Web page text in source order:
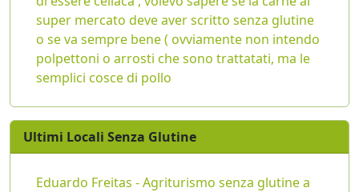
super mercato deve aver scritto senza glutine
o se va sempre bene ( ovviamente non intendo
polpettoni o arrosti che sono trattatati, ma le
semplici cosce di pollo
Ultimi Locali Senza Glutine
Eduardo Freitas - Agriturismo senza glutine a